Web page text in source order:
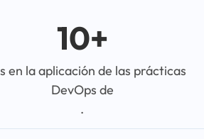
10+
en la aplicación de las prácticas
DevOps de
.